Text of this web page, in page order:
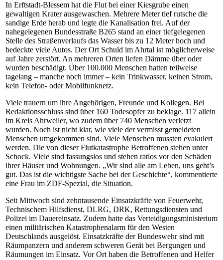
In Erftstadt-Blessem hat die Flut bei einer Kiesgrube einen
gewaltigen Krater ausgewaschen. Mehrere Meter tief rutsche die
sandige Erde herab und legte die Kanalisation frei. Auf der
nahegelegenen Bundesstraße B265 stand an einer tiefgelegenen
Stelle des Straßenverlaufs das Wasser bis zu 12 Meter hoch und
bedeckte viele Autos. Der Ort Schuld im Ahrtal ist möglicherweise
auf Jahre zerstört. An mehreren Orten liefen Dämme über oder
wurden beschädigt. Über 100.000 Menschen hatten teilweise
tagelang – manche noch immer – kein Trinkwasser, keinen Strom,
kein Telefon- oder Mobilfunknetz.
Viele trauern um ihre Angehörigen, Freunde und Kollegen. Bei
Redaktionsschluss sind über 160 Todesopfer zu beklage. 117 allein
im Kreis Ahrweiler, wo zudem über 740 Menschen verletzt
wurden. Noch ist nicht klar, wie viele der vermisst gemeldeten
Menschen umgekommen sind. Viele Menschen mussten evakuiert
werden. Die von dieser Flutkatastrophe Betroffenen stehen unter
Schock. Viele sind fassungslos und stehen ratlos vor den Schäden
ihrer Häuser und Wohnungen. „Wir sind alle am Leben, uns geht’s
gut. Das ist die wichtigste Sache bei der Geschichte“, kommentierte
eine Frau im ZDF-Spezial, die Situation.
Seit Mittwoch sind zehntausende Einsatzkräfte von Feuerwehr,
Technischem Hilfsdienst, DLRG, DRK, Rettungsdiensten und
Polizei im Dauereinsatz. Zudem hatte das Verteidigungsministerium
einen militärischen Katastrophenalarm für den Westen
Deutschlands ausgelöst. Einsatzkräfte der Bundeswehr sind mit
Räumpanzern und anderem schweren Gerät bei Bergungen und
Räumungen im Einsatz. Vor Ort haben die Betroffenen und Helfer